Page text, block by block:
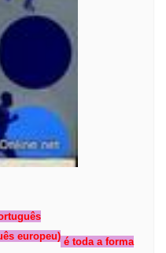
europeu) é toda a forma